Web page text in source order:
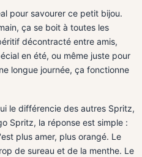
pour savourer ce petit bijou.
ça se boit à toutes les
décontracté entre amis,
en été, ou même juste pour
longue journée, ça fonctionne
le différencie des autres Spritz,
Spritz, la réponse est simple :
plus amer, plus orangé. Le
de sureau et de la menthe. Le